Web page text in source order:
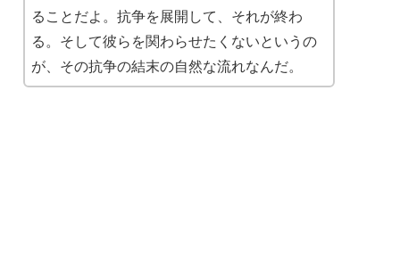
ることだよ。抗争を展開して、それが終わ
る。そして彼らを関わらせたくないというの
が、その抗争の結末の自然な流れなんだ。